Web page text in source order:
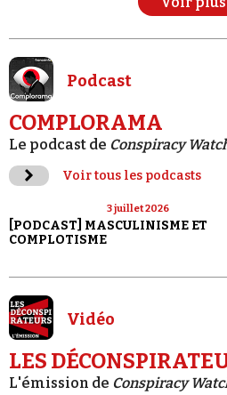
Podcast
COMPLORAMA
Le podcast de Conspiracy
Voir tous les podcasts
3 juillet 2026
[PODCAST] MASCULINISME ET
COMPLOTISME
Vidéo
LES
L'émission de Conspiracy